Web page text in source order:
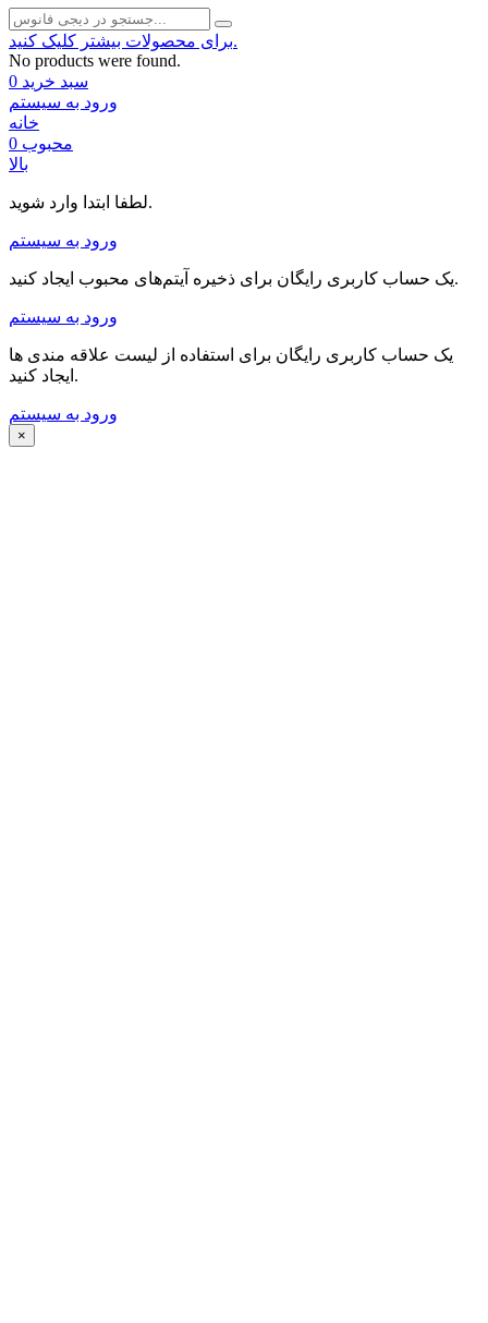
برای محصولات بیشتر کلیک کنید.
No products were found.
سبد خرید 0
ورود به سیستم
خانه
محبوب 0
بالا
لطفا ابتدا وارد شوید.
ورود به سیستم
یک حساب کاربری رایگان برای ذخیره آیتم‌های محبوب ایجاد کنید.
ورود به سیستم
یک حساب کاربری رایگان برای استفاده از لیست علاقه مندی ها
ایجاد کنید.
ورود به سیستم
×